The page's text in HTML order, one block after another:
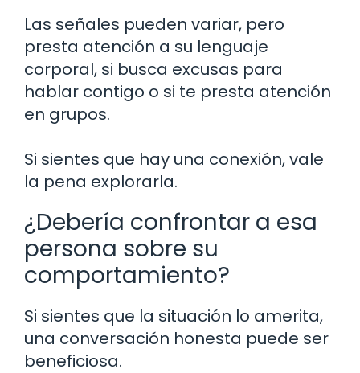
Las señales pueden variar, pero
presta atención a su lenguaje
corporal, si busca excusas para
hablar contigo o si te presta atención
en grupos.
Si sientes que hay una conexión, vale
la pena explorarla.
¿Debería confrontar a esa
persona sobre su
comportamiento?
Si sientes que la situación lo amerita,
una conversación honesta puede ser
beneficiosa.